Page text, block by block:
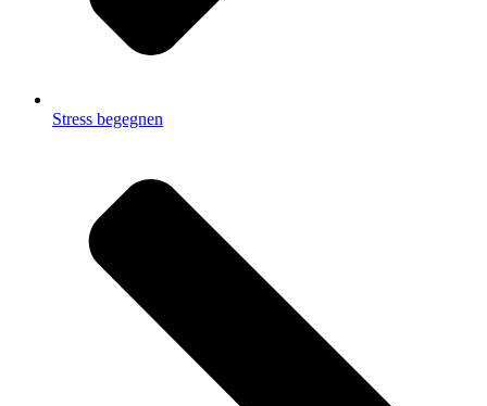
Stress begegnen